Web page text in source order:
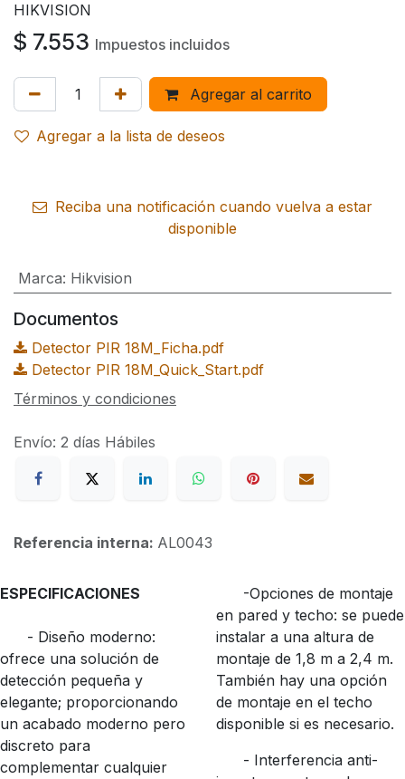
HIKVISION
$ 7.553 Impuestos incluidos
Agregar al carrito
Agregar a la lista de deseos
Reciba una notificación cuando vuelva a estar
disponible
Marca: Hikvision
Documentos
Detector PIR 18M_Ficha.pdf
Detector PIR 18M_Quick_Start.pdf
Términos y condiciones
Envío: 2 días Hábiles
Referencia interna: AL0043
ESPECIFICACIONES
- Diseño moderno:
ofrece una solución de
detección pequeña y
elegante; proporcionando
un acabado moderno pero
discreto para
complementar cualquier
-Opciones de montaje
en pared y techo: se puede
instalar a una altura de
montaje de 1,8 m a 2,4 m.
También hay una opción
de montaje en el techo
disponible si es necesario.
- Interferencia anti-